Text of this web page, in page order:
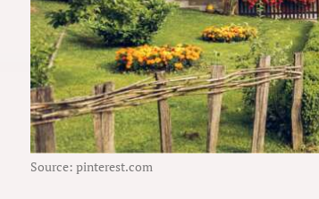
Source: pinterest.com